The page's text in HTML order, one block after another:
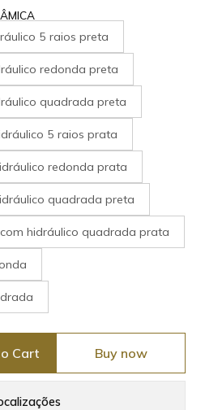
5 raios preta
redonda preta
quadrada preta
5 raios prata
redonda prata
quadrada preta
hidráulico quadrada prata
Cart Buy now